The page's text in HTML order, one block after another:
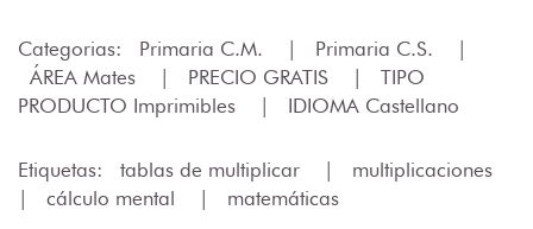
Categorias: Primaria C.M. Primaria C.S.
ÁREA Mates
PRECIO GRATIS
TIPO
PRODUCTO Imprimibles
IDIOMA Castellano
Etiquetas: tablas de multiplicar
multiplicaciones
cálculo mental matemáticas